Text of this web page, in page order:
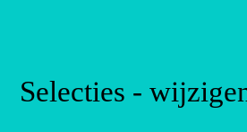
Selecties -